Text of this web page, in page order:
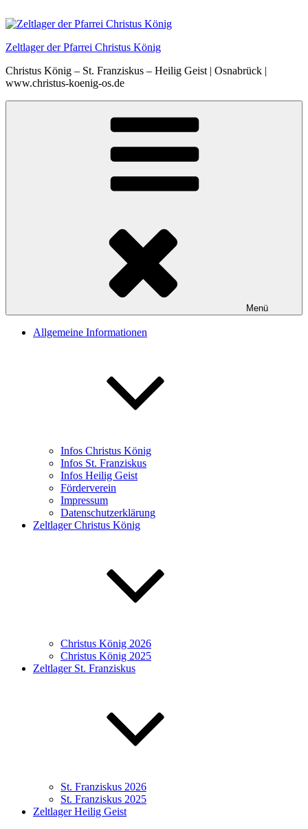
Inhalt
Zeltlager der Pfarrei Christus König
Christus König – St. Franziskus – Heilig Geist | Osnabrück |
www.christus-koenig-os.de
Menü
Allgemeine Informationen
Infos Christus König
Infos St. Franziskus
Infos Heilig Geist
Förderverein
Impressum
Datenschutzerklärung
Zeltlager Christus König
Christus König 2026
Christus König 2025
Zeltlager St. Franziskus
St. Franziskus 2026
St. Franziskus 2025
Zeltlager Heilig Geist